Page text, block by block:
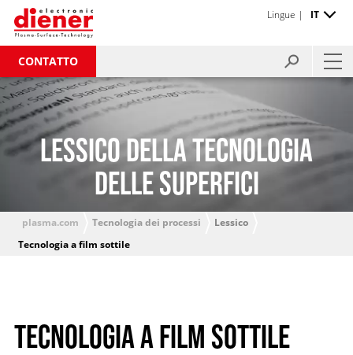
CONTATTO
Lingue | IT
LESSICO DELLA TECNOLOGIA
DELLE SUPERFICI
plasma.com Tecnologia dei processi
Lessico
Tecnologia a film sottile
TECNOLOGIA A FILM SOTTILE